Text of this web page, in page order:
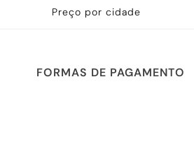
Preço por cidade
FORMAS DE PAGAMENTO